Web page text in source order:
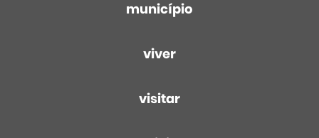
município
viver
visitar